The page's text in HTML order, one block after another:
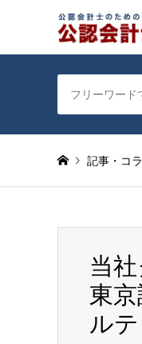
記事・コ
当
東
ル